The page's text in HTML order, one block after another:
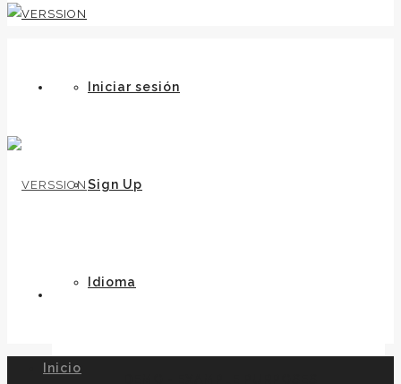
Iniciar sesión
Sign Up
Idioma
Inicio